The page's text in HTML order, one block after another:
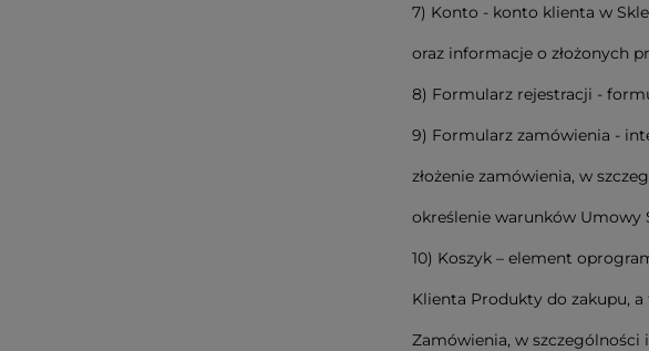
7) Konto - konto klienta w
oraz informacje o złożonych
8) Formularz rejestracji -
9) Formularz zamówienia -
złożenie zamówienia, w
określenie warunków Umowy
10) Koszyk – element
Klienta Produkty do zakupu,
Zamówienia, w szczególności